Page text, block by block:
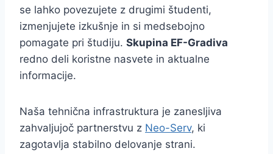
se lahko povezujete z drugimi študenti,
izmenjujete izkušnje in si medsebojno
pomagate pri študiju. Skupina EF-Gradiva
redno deli koristne nasvete in aktualne
informacije.
Naša tehnična infrastruktura je zanesljiva
zahvaljujoč partnerstvu z Neo-Serv, ki
zagotavlja stabilno delovanje strani.